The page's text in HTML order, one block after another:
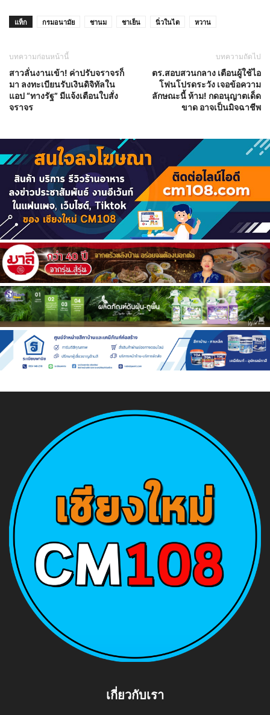
แท็ก กรมอนามัย ชานม ชาเย็น นิ่วในไต หวาน
บทความก่อนหน้านี้
สาวลั่นงานเข้า! ค่าปรับจราจรก็
มา ลงทะเบียนรับเงินดิจิทัลใน
แอป “ทางรัฐ” มีแจ้งเตือนใบสั่ง
จราจร
บทความถัดไป
ตร.สอบสวนกลาง เตือนผู้ใช้ไอ
โฟนโปรดระวัง เจอข้อความ
ลักษณะนี้ ห้าม! กดอนุญาตเด็ด
ขาด อาจเป็นมิจฉาชีพ
เกี่ยวกับเรา